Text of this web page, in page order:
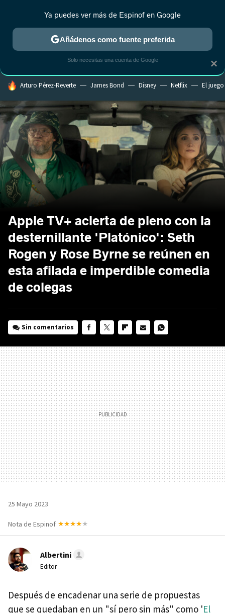
ESTRENOS REALITY ANIME RANKINGS CINE
HOY SE HABLA DE
Arturo Pérez-Reverte James Bond Disney Netflix El
Apple TV+ acierta de pleno con la
desternillante 'Platónico': Seth
Rogen y Rose Byrne se reúnen en
esta afilada e imperdible comedia
de colegas
Sin comentarios
MAIL
25 Mayo 2023
Nota de Espinof
Albertini
Editor
Después de encadenar una serie de propuestas
que se quedaban en un "sí pero sin más" como 'El
×
Ya puedes ver más de Espinof en Google
Añádenos como fuente preferida
Solo necesitas una cuenta de Google